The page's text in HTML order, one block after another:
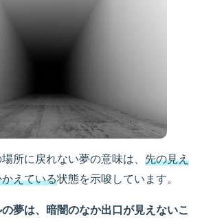
所に戻れない夢の意味は、 先の見え
えている状態を示唆しています。
の夢は、暗闇のなか出口が見えないこ